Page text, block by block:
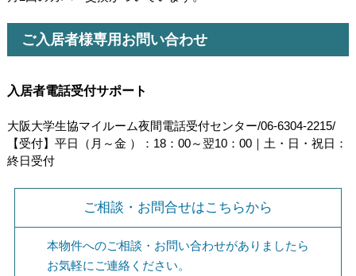
ご入居者様専用お問い合わせ
入居者電話受付サポート
大阪大学生協マイルーム夜間電話受付センター/06-6304-2215/
【受付】平日（月～金 ）：18：00～翌10：00｜土・日・祝日：
終日受付
ご相談・お問合せはこちらから
本物件へのご相談・お問い合わせがありましたら
お気軽にご連絡ください。